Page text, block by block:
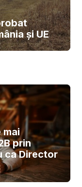
și UE
mai
prin
ca Director